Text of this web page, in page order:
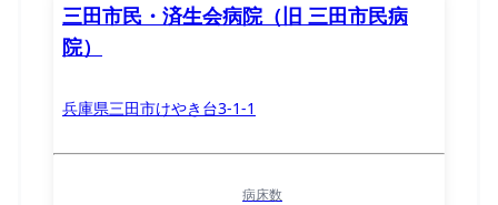
三田市民・済生会病院（旧 三田市民病
院）
兵庫県三田市けやき台3-1-1
病床数